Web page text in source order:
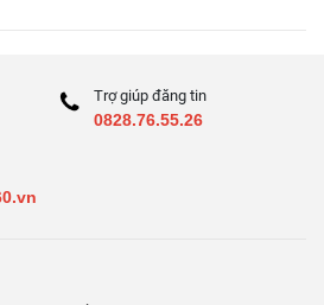
Trợ giúp đăng tin
0828.76.55.26